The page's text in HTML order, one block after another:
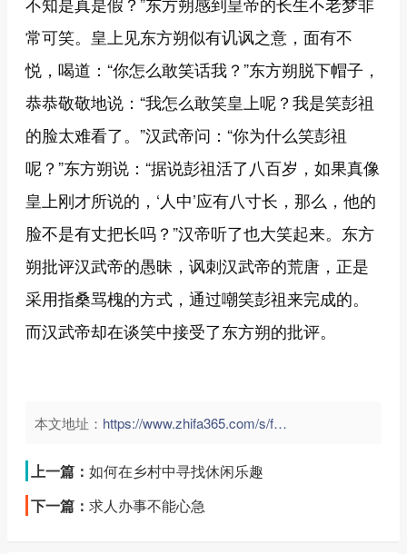
常可笑。皇上见东方朔似有讥讽之意，面有不
悦，喝道：“你怎么敢笑话我？”东方朔脱下帽子，
恭恭敬敬地说：“我怎么敢笑皇上呢？我是笑彭祖
的脸太难看了。”汉武帝问：“你为什么笑彭祖
呢？”东方朔说：“据说彭祖活了八百岁，如果真像
皇上刚才所说的，‘人中’应有八寸长，那么，他的
脸不是有丈把长吗？”汉帝听了也大笑起来。东方
朔批评汉武帝的愚昧，讽刺汉武帝的荒唐，正是
采用指桑骂槐的方式，通过嘲笑彭祖来完成的。
而汉武帝却在谈笑中接受了东方朔的批评。
本文地址： https://www.zhifa365.com/s/fAWB36ap2ZMdzvSE">
上一篇： 如何在乡村中寻找休闲乐趣
下一篇： 求人办事不能心急